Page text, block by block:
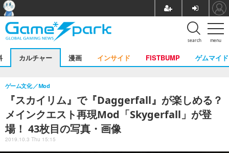
menu
search
カルチャー 漫画 インサイド FISTBUMP ゲムマイド
『スカイリム』で『Daggerfall』が楽しめる？
メインクエスト再現Mod「Skygerfall」が登
場！ 43枚目の写真・画像
ゲーム文化 Mod
2019.10.3 Thu 15:15